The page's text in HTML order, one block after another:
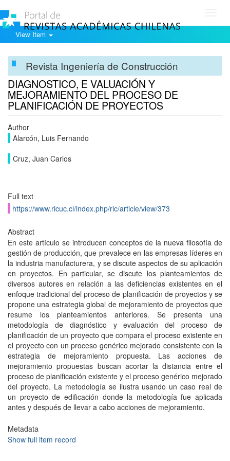
View Item
Revista Ingeniería de Construcción
DIAGNOSTICO, E VALUACIÓN Y
MEJORAMIENTO DEL PROCESO DE
PLANIFICACIÓN DE PROYECTOS
Author
Alarcón, Luis Fernando
Cruz, Juan Carlos
Full text
https://www.ricuc.cl/index.php/ric/article/view/373
Abstract
En este artículo se introducen conceptos de la nueva filosofía de
gestión de producción, que prevalece en las empresas líderes en
la industria manufacturera, y se discute aspectos de su aplicación
en proyectos. En particular, se discute los planteamientos de
diversos autores en relación a las deficiencias existentes en el
enfoque tradicional del proceso de planificación de proyectos y se
propone una estrategia global de mejoramiento de proyectos que
resume los planteamientos anteriores. Se presenta una
metodología de diagnóstico y evaluación del proceso de
planificación de un proyecto que compara el proceso existente en
el proyecto con un proceso genérico mejorado consistente con la
estrategia de mejoramiento propuesta. Las acciones de
mejoramiento propuestas buscan acortar la distancia entre el
proceso de planificación existente y el proceso genérico mejorado
del proyecto. La metodología se ilustra usando un caso real de
un proyecto de edificación donde la metodología fue aplicada
antes y después de llevar a cabo acciones de mejoramiento.
Metadata
Show full item record